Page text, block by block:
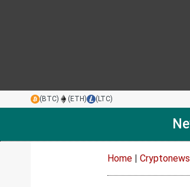
(BTC) (ETH) (LTC)
Home | Cryptonews